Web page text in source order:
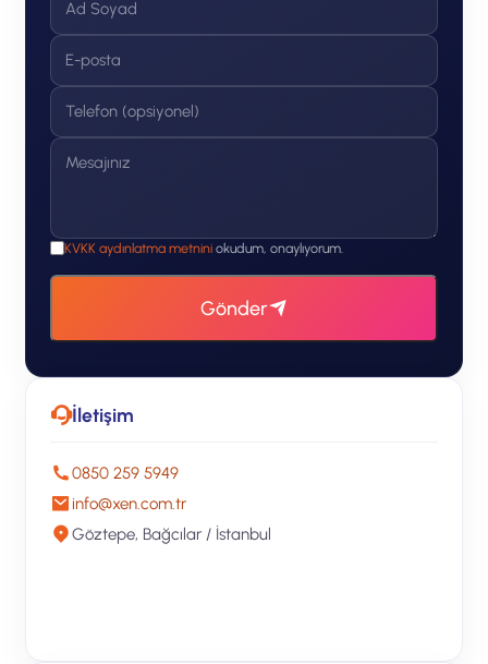
KVKK aydınlatma metnini okudum, onaylıyorum.
Gönder
İletişim
0850 259 5949
info@xen.com.tr
Göztepe, Bağcılar / İstanbul